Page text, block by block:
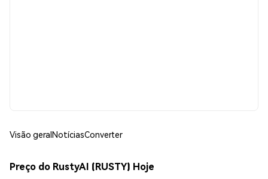
Visão geralNotíciasConverter
Preço do RustyAI (RUSTY) Hoje